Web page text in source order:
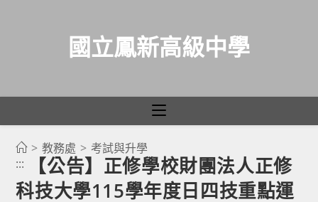
國立鳳新高級中學
> 教務處 > 考試與升學
:::
【公告】正修學校財團法人正修
科技大學115學年度日四技重點運